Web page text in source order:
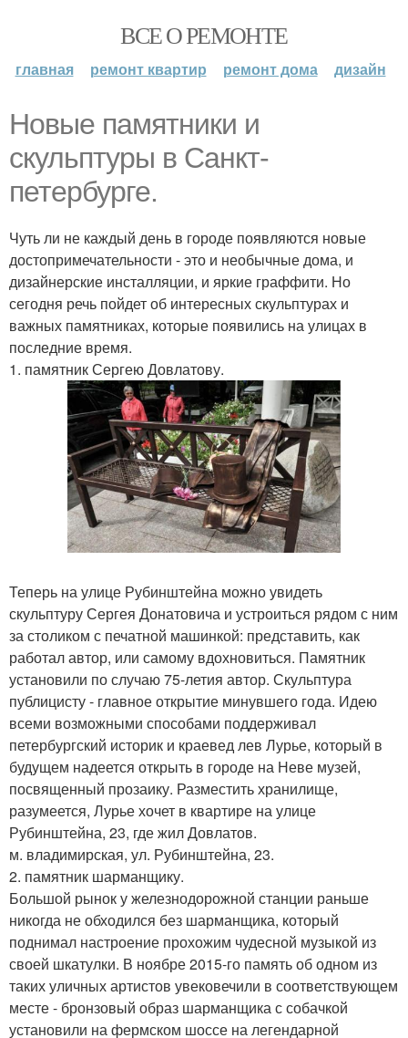
ВСЕ О РЕМОНТЕ
главная ремонт квартир ремонт дома дизайн
Новые памятники и
скульптуры в Санкт-
петербурге.
Чуть ли не каждый день в городе появляются новые
достопримечательности - это и необычные дома, и
дизайнерские инсталляции, и яркие граффити. Но
сегодня речь пойдет об интересных скульптурах и
важных памятниках, которые появились на улицах в
последние время.
1. памятник Сергею Довлатову.
Теперь на улице Рубинштейна можно увидеть
скульптуру Сергея Донатовича и устроиться рядом с ним
за столиком с печатной машинкой: представить, как
работал автор, или самому вдохновиться. Памятник
установили по случаю 75-летия автор. Скульптура
публицисту - главное открытие минувшего года. Идею
всеми возможными способами поддерживал
петербургский историк и краевед лев Лурье, который в
будущем надеется открыть в городе на Неве музей,
посвященный прозаику. Разместить хранилище,
разумеется, Лурье хочет в квартире на улице
Рубинштейна, 23, где жил Довлатов.
м. владимирская, ул. Рубинштейна, 23.
2. памятник шарманщику.
Большой рынок у железнодорожной станции раньше
никогда не обходился без шарманщика, который
поднимал настроение прохожим чудесной музыкой из
своей шкатулки. В ноябре 2015-го память об одном из
таких уличных артистов увековечили в соответствующем
месте - бронзовый образ шарманщика с собачкой
установили на фермском шоссе на легендарной